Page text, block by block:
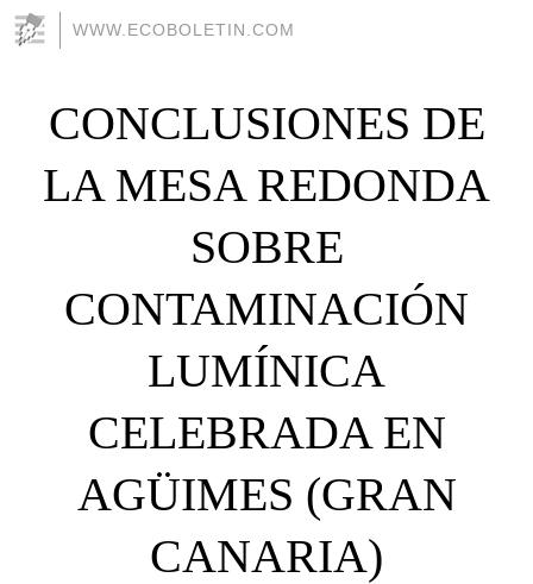
WWW.ECOBOLETIN.COM
CONCLUSIONES DE
LA MESA REDONDA
SOBRE
CONTAMINACIÓN
LUMÍNICA
CELEBRADA EN
AGÜIMES (GRAN
CANARIA)